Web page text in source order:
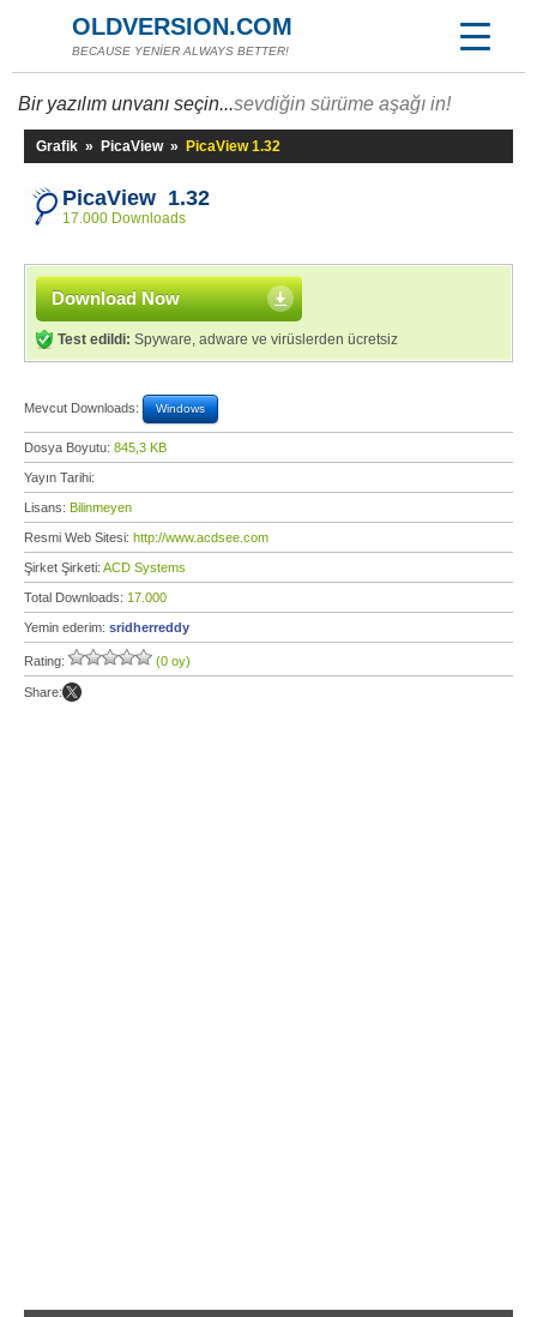
OLDVERSION.COM
BECAUSE YENİER ALWAYS BETTER!
Bir yazılım unvanı seçin...sevdiğin sürüme aşağı in!
Grafik » PicaView » PicaView 1.32
PicaView 1.32
17.000 Downloads
Download Now
Test edildi: Spyware, adware ve virüslerden ücretsiz
Mevcut Downloads: Windows
Dosya Boyutu: 845,3 KB
Yayın Tarihi:
Lisans: Bilinmeyen
Resmi Web Sitesi: http://www.acdsee.com
Şirket Şirketi: ACD Systems
Total Downloads: 17.000
Yemin ederim: sridherreddy
Rating: (0 oy)
Share: